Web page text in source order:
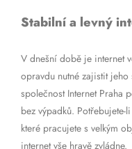
Stabilní a levný
V dnešní době je internet
opravdu nutné zajistit
společnost Internet Praha
bez výpadků.
které pracujete s velkým
internet vše hravě zvládne.